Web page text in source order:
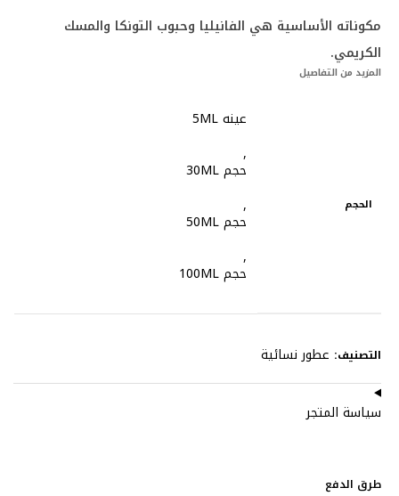
مكوناته الأساسية هي الفانيليا وحبوب التونكا والمسك
الكريمي.
المزيد من التفاصيل
الحجم
عينه 5ML
,
حجم 30ML
,
حجم 50ML
,
حجم 100ML
التصنيف: عطور نسائية
سياسة المتجر
طرق الدفع